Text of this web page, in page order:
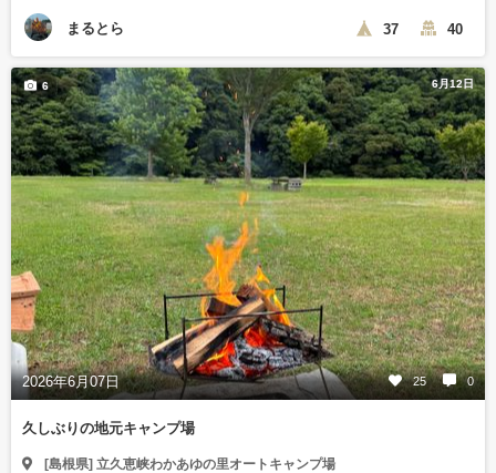
まるとら 37 40
6月12日
2026年6月07日 25 0
6
久しぶりの地元キャンプ場
[島根県] 立久恵峡わかあゆの里オートキャンプ場